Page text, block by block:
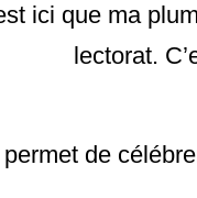
ici que ma
lectorat.
permet de